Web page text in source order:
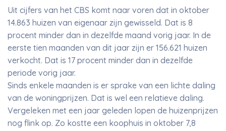
Uit cijfers van het CBS komt naar voren dat in oktober
14.863 huizen van eigenaar zijn gewisseld. Dat is 8
procent minder dan in dezelfde maand vorig jaar. In de
eerste tien maanden van dit jaar zijn er 156.621 huizen
verkocht. Dat is 17 procent minder dan in dezelfde
periode vorig jaar.
Sinds enkele maanden is er sprake van een lichte daling
van de woningprijzen. Dat is wel een relatieve daling.
Vergeleken met een jaar geleden lopen de huizenprijzen
nog flink op. Zo kostte een koophuis in oktober 7,8